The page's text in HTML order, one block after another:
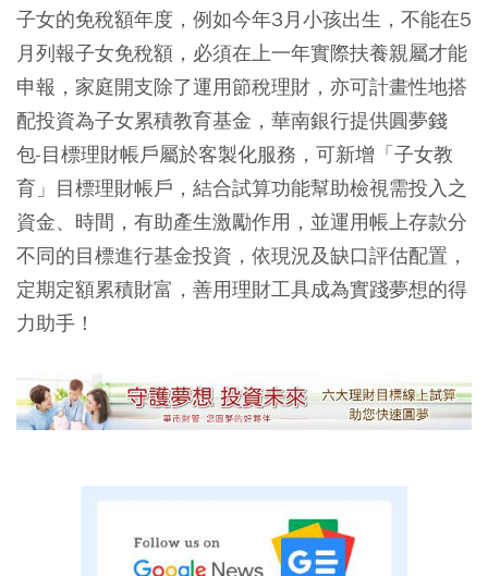
子女的免稅額年度，例如今年3月小孩出生，不能在5
月列報子女免稅額，必須在上一年實際扶養親屬才能
申報，家庭開支除了運用節稅理財，亦可計畫性地搭
配投資為子女累積教育基金，華南銀行提供圓夢錢
包-目標理財帳戶屬於客製化服務，可新增「子女教
育」目標理財帳戶，結合試算功能幫助檢視需投入之
資金、時間，有助產生激勵作用，並運用帳上存款分
不同的目標進行基金投資，依現況及缺口評估配置，
定期定額累積財富，善用理財工具成為實踐夢想的得
力助手！